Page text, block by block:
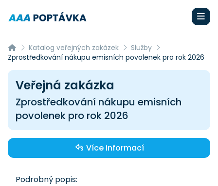
Katalog veřejných zakázek
Služby
Zprostředkování nákupu emisních povolenek pro rok 2026
Veřejná zakázka
Zprostředkování nákupu emisních
povolenek pro rok 2026
Více informací
Podrobný popis: